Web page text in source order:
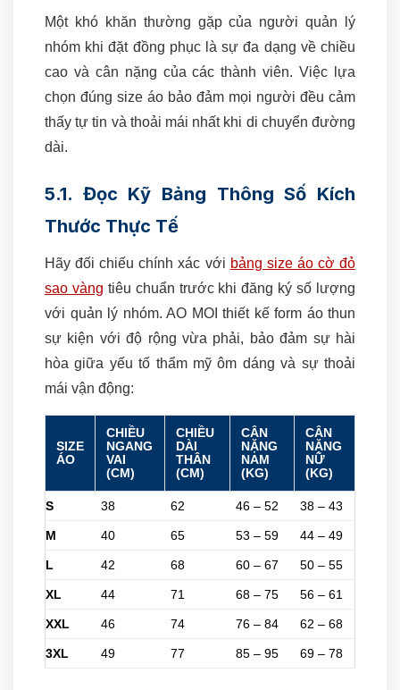
Một khó khăn thường gặp của người quản lý
nhóm khi đặt đồng phục là sự đa dạng về chiều
cao và cân nặng của các thành viên. Việc lựa
chọn đúng size áo bảo đảm mọi người đều cảm
thấy tự tin và thoải mái nhất khi di chuyển đường
dài.
5.1. Đọc Kỹ Bảng Thông Số Kích
Thước Thực Tế
Hãy đối chiếu chính xác với bảng size áo cờ đỏ
sao vàng tiêu chuẩn trước khi đăng ký số lượng
với quản lý nhóm. AO MOI thiết kế form áo thun
sự kiện với độ rộng vừa phải, bảo đảm sự hài
hòa giữa yếu tố thẩm mỹ ôm dáng và sự thoải
mái vận động:
SIZE
ÁO
CHIỀU
NGANG
VAI
(CM)
CHIỀU
DÀI
THÂN
(CM)
CÂN
NẶNG
NAM
(KG)
CÂN
NẶNG
NỮ
(KG)
S 38 62 46 – 52 38 – 43
M 40 65 53 – 59 44 – 49
L 42 68 60 – 67 50 – 55
XL 44 71 68 – 75 56 – 61
XXL 46 74 76 – 84 62 – 68
3XL 49 77 85 – 95 69 – 78